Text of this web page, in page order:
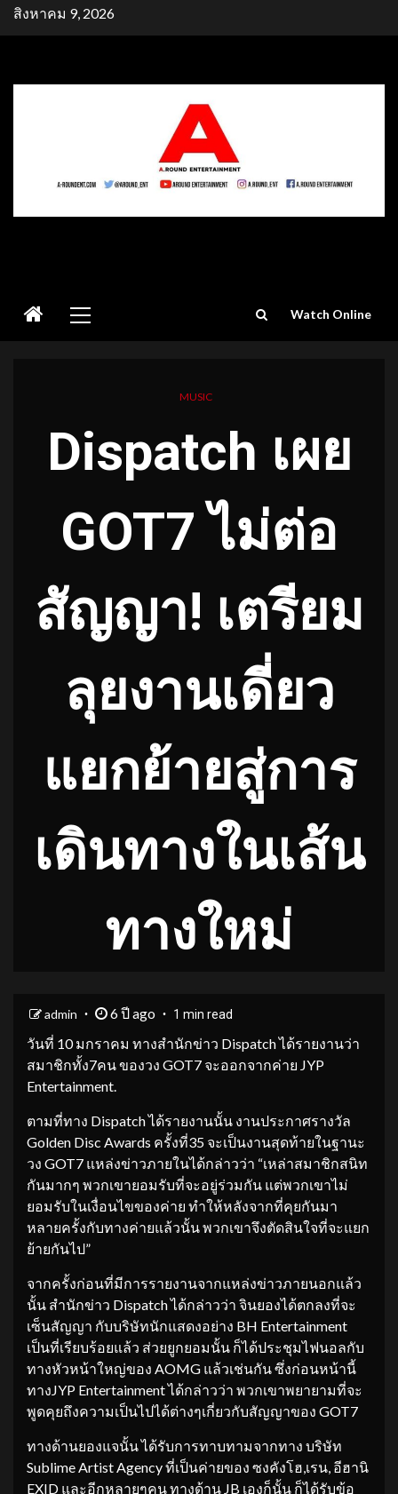
Skipสิงหาคม 9, 2026
Menu
Watch Online
MUSIC
Dispatch เผย
GOT7 ไม่ต่อ
สัญญา! เตรียม
ลุยงานเดี่ยว
แยกย้ายสู่การ
เดินทางในเส้น
ทางใหม่
admin 6 ปี ago 1 min read
วันที่ 10 มกราคม ทางสำนักข่าว Dispatch ได้รายงานว่า
สมาชิกทั้ง7คน ของวง GOT7 จะออกจากค่าย JYP
Entertainment.
ตามที่ทาง Dispatch ได้รายงานนั้น งานประกาศรางวัล
Golden Disc Awards ครั้งที่35 จะเป็นงานสุดท้ายในฐานะ
วง GOT7 แหล่งข่าวภายในได้กล่าวว่า “เหล่าสมาชิกสนิท
กันมากๆ พวกเขายอมรับที่จะอยู่ร่วมกัน แต่พวกเขาไม่
ยอมรับในเงื่อนไขของค่าย ทำให้หลังจากที่คุยกันมา
หลายครั้งกับทางค่ายแล้วนั้น พวกเขาจึงตัดสินใจที่จะแยก
ย้ายกันไป”
จากครั้งก่อนที่มีการรายงานจากแหล่งข่าวภายนอกแล้ว
นั้น สำนักข่าว Dispatch ได้กล่าวว่า จินยองได้ตกลงที่จะ
เซ็นสัญญา กับบริษัทนักแสดงอย่าง BH Entertainment
เป็นที่เรียบร้อยแล้ว ส่วยยูกยอมนั้น ก็ได้ประชุมไฟนอลกับ
ทางหัวหน้าใหญ่ของ AOMG แล้วเช่นกัน ซึ่งก่อนหน้านี้
ทางJYP Entertainment ได้กล่าวว่า พวกเขาพยายามที่จะ
พูดคุยถึงความเป็นไปได้ต่างๆเกี่ยวกับสัญญาของ GOT7
ทางด้านยองแจนั้น ได้รับการทาบทามจากทาง บริษัท
Sublime Artist Agency ที่เป็นค่ายของ ซงคังโฮ,เรน, อีฮานิ
EXID และอีกหลายๆคน ทางด้าน JB เองก็นั้น ก็ได้รับข้อ